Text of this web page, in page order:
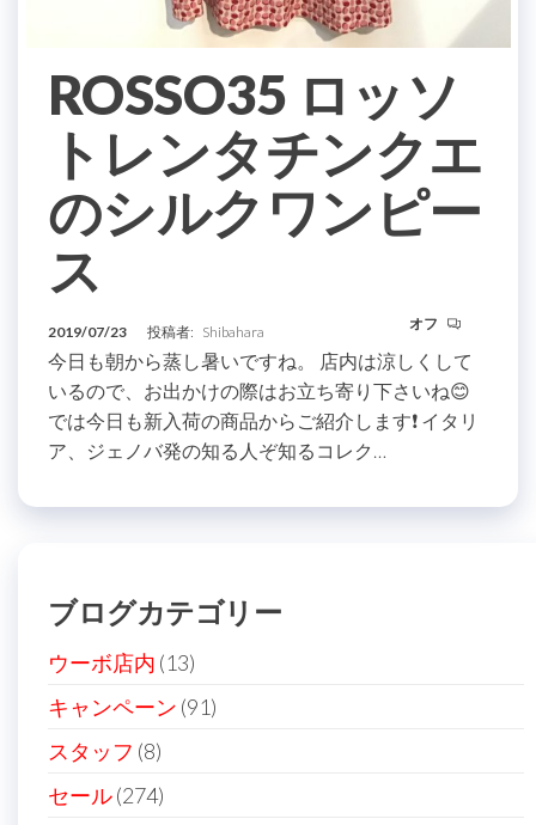
ROSSO35 ロッソ
トレンタチンクエ
のシルクワンピー
ス
2019/07/23 投稿者: Shibahara オフ
今日も朝から蒸し暑いですね。 店内は涼しくして
いるので、お出かけの際はお立ち寄り下さいね😊
では今日も新入荷の商品からご紹介します❗️ イタリ
ア、ジェノバ発の知る人ぞ知るコレク…
ブログカテゴリー
ウーボ店内 (13)
キャンペーン (91)
スタッフ (8)
セール(274)